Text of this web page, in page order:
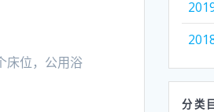
床位，公用浴
分类